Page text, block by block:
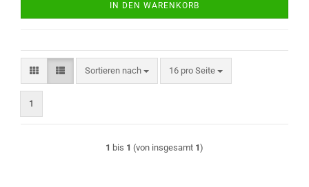
IN DEN WARENKORB
Sortieren nach
Sortieren nach 16 pro Seite
pro Seite
1
1 bis 1 (von insgesamt 1)